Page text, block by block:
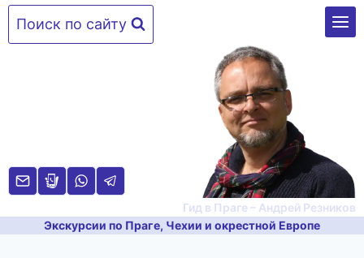
Перейти
Поиск по сайту
Гид в Праге – Андрей Резников
Экскурсии по Праге, Чехии и окрестной Европе